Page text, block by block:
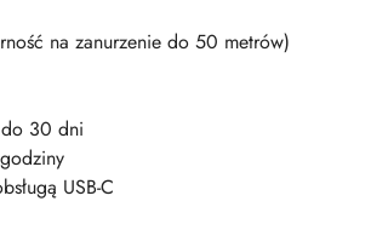
na zanurzenie do 50 metrów)
30 dni
USB-C